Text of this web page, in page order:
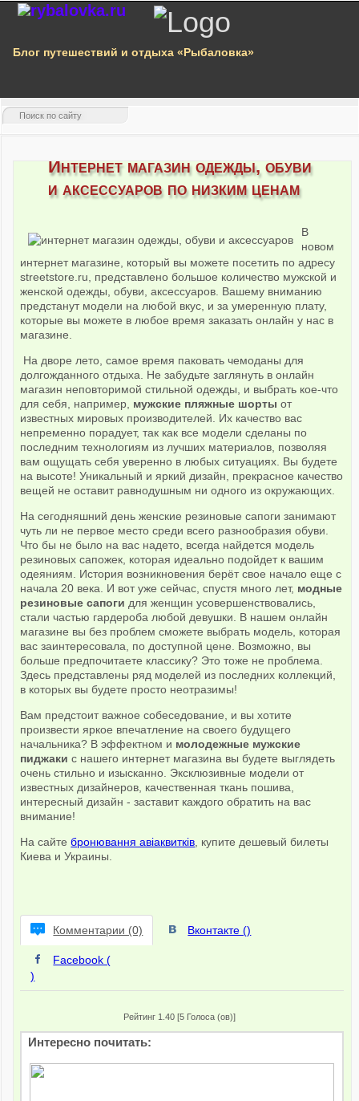
Блог путешествий и отдыха «Рыбаловка»
Интернет магазин одежды, обуви
и аксессуаров по низким ценам
В
новом
интернет магазине, который вы можете посетить по адресу
streetstore.ru, представлено большое количество мужской и
женской одежды, обуви, аксессуаров. Вашему вниманию
предстанут модели на любой вкус, и за умеренную плату,
которые вы можете в любое время заказать онлайн у нас в
магазине.
На дворе лето, самое время паковать чемоданы для
долгожданного отдыха. Не забудьте заглянуть в онлайн
магазин неповторимой стильной одежды, и выбрать кое-что
для себя, например, мужские пляжные шорты от
известных мировых производителей. Их качество вас
непременно порадует, так как все модели сделаны по
последним технологиям из лучших материалов, позволяя
вам ощущать себя уверенно в любых ситуациях. Вы будете
на высоте! Уникальный и яркий дизайн, прекрасное качество
вещей не оставит равнодушным ни одного из окружающих.
На сегодняшний день женские резиновые сапоги занимают
чуть ли не первое место среди всего разнообразия обуви.
Что бы не было на вас надето, всегда найдется модель
резиновых сапожек, которая идеально подойдет к вашим
одеяниям. История возникновения берёт свое начало еще с
начала 20 века. И вот уже сейчас, спустя много лет, модные
резиновые сапоги для женщин усовершенствовались,
стали частью гардероба любой девушки. В нашем онлайн
магазине вы без проблем сможете выбрать модель, которая
вас заинтересовала, по доступной цене. Возможно, вы
больше предпочитаете классику? Это тоже не проблема.
Здесь представлены ряд моделей из последних коллекций,
в которых вы будете просто неотразимы!
Вам предстоит важное собеседование, и вы хотите
произвести яркое впечатление на своего будущего
начальника? В эффектном и молодежные мужские
пиджаки с нашего интернет магазина вы будете выглядеть
очень стильно и изысканно. Эксклюзивные модели от
известных дизайнеров, качественная ткань пошива,
интересный дизайн - заставит каждого обратить на вас
внимание!
На сайтебронювання авіаквитків, купите дешевый билеты
Киева и Украины.
Комментарии (0) Вконтакте ()
Facebook (
)
Рейтинг 1.40 [5 Голоса (ов)]
Интересно почитать: